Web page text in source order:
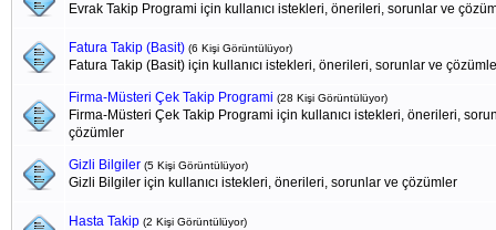
Evrak Takip Programi için kullanıcı istekleri, önerileri, sorunlar ve
Fatura Takip (Basit) (6 Kişi Görüntülüyor)
Fatura Takip (Basit) için kullanıcı istekleri, önerileri, sorunlar ve
Firma-Müsteri Çek Takip Programi (28 Kişi Görüntülüyor)
Firma-Müsteri Çek Takip Programi için kullanıcı istekleri, önerileri,
çözümler
Gizli Bilgiler (5 Kişi Görüntülüyor)
Gizli Bilgiler için kullanıcı istekleri, önerileri, sorunlar ve çözümler
Hasta Takip (2 Kişi Görüntülüyor)